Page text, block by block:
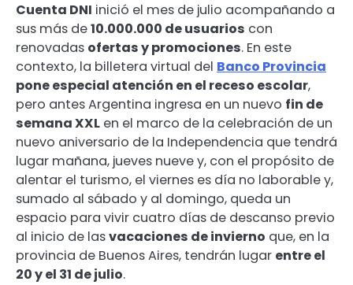
Cuenta DNI inició el mes de julio acompañando a
sus más de10.000.000 de usuarios con
renovadas ofertas y promociones. En este
contexto, la billetera virtual del Banco Provincia
pone especial atención en el receso escolar,
pero antes Argentina ingresa en un nuevo fin de
semana XXL en el marco de la celebración de un
nuevo aniversario de la Independencia que tendrá
lugar mañana, jueves nueve y, con el propósito de
alentar el turismo, el viernes es día no laborable y,
sumado al sábado y al domingo, queda un
espacio para vivir cuatro días de descanso previo
al inicio de lasvacaciones de invierno que, en la
provincia de Buenos Aires, tendrán lugar entre el
20 y el 31 de julio.